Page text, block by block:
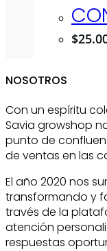
$
NOSOTROS
Con un espíritu
Savia growshop
punto de
de ventas en las
El año 2020 nos
transformando y
través de la
atención
respuestas